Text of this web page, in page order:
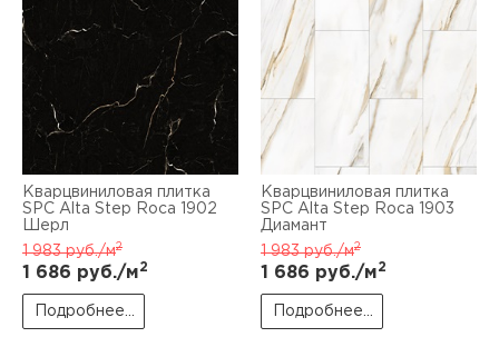
Кварцвиниловая плитка
SPC Alta Step Roca 1902
Шерл
1 983руб./м2
1 686 руб./м2
Подробнее...
Кварцвиниловая плитка
SPC Alta Step Roca 1903
Диамант
1 983руб./м2
1 686 руб./м2
Подробнее...